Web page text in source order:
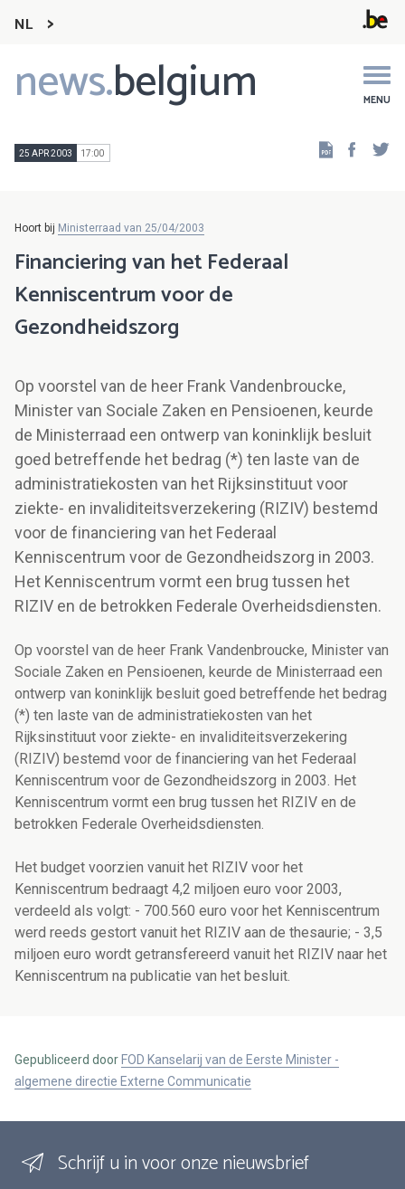
NL
news.belgium MENU
Main
navigation
25 APR 2003 17:00
Hoort bij Ministerraad van 25/04/2003
Financiering van het Federaal
Kenniscentrum voor de
Gezondheidszorg
Op voorstel van de heer Frank Vandenbroucke,
Minister van Sociale Zaken en Pensioenen, keurde
de Ministerraad een ontwerp van koninklijk besluit
goed betreffende het bedrag (*) ten laste van de
administratiekosten van het Rijksinstituut voor
ziekte- en invaliditeitsverzekering (RIZIV) bestemd
voor de financiering van het Federaal
Kenniscentrum voor de Gezondheidszorg in 2003.
Het Kenniscentrum vormt een brug tussen het
RIZIV en de betrokken Federale Overheidsdiensten.
Op voorstel van de heer Frank Vandenbroucke, Minister van
Sociale Zaken en Pensioenen, keurde de Ministerraad een
ontwerp van koninklijk besluit goed betreffende het bedrag
(*) ten laste van de administratiekosten van het
Rijksinstituut voor ziekte- en invaliditeitsverzekering
(RIZIV) bestemd voor de financiering van het Federaal
Kenniscentrum voor de Gezondheidszorg in 2003. Het
Kenniscentrum vormt een brug tussen het RIZIV en de
betrokken Federale Overheidsdiensten.
Het budget voorzien vanuit het RIZIV voor het
Kenniscentrum bedraagt 4,2 miljoen euro voor 2003,
verdeeld als volgt: - 700.560 euro voor het Kenniscentrum
werd reeds gestort vanuit het RIZIV aan de thesaurie; - 3,5
miljoen euro wordt getransfereerd vanuit het RIZIV naar het
Kenniscentrum na publicatie van het besluit.
Gepubliceerd door FOD Kanselarij van de Eerste Minister -
algemene directie Externe Communicatie
Schrijf u in voor onze nieuwsbrief